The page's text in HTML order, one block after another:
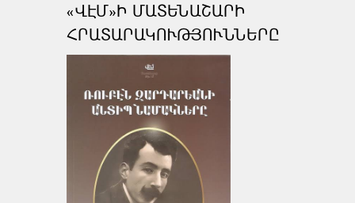
«ՎԷՄ»Ի ՄԱՏԵՆԱՇԱՐԻ
ՀՐԱՏԱՐԱԿՈՒԹՅՈՒՆՆԵՐԸ